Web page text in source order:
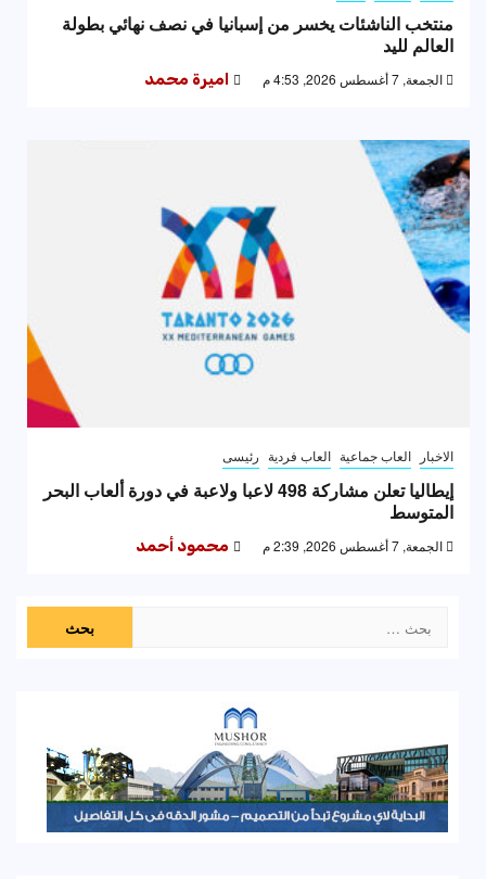
منتخب الناشئات يخسر من إسبانيا في نصف نهائي بطولة
العالم لليد
الجمعة, 7 أغسطس 2026, 4:53 م اميرة محمد
الاخبار العاب جماعية العاب فردية رئيسى
إيطاليا تعلن مشاركة 498 لاعبا ولاعبة في دورة ألعاب البحر
المتوسط
الجمعة, 7 أغسطس 2026, 2:39 م محمود أحمد
عن: